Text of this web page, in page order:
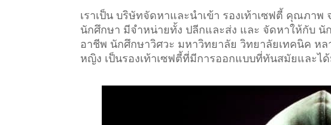
เราเป็น บริษัทจัดหาและนำเข้า รองเท้าเซฟตี้ คุณภาพ
นักศึกษา มีจำหน่ายทั้ง ปลีกและส่ง และ จัดหาให้กับ นั
อาชีพ นักศึกษาวิศวะ มหาวิทยาลัย วิทยาลัยเทคนิค ห
หญิง เป็นรองเท้าเซฟตี้ที่มีการออกแบบที่ทันสมัยและไ